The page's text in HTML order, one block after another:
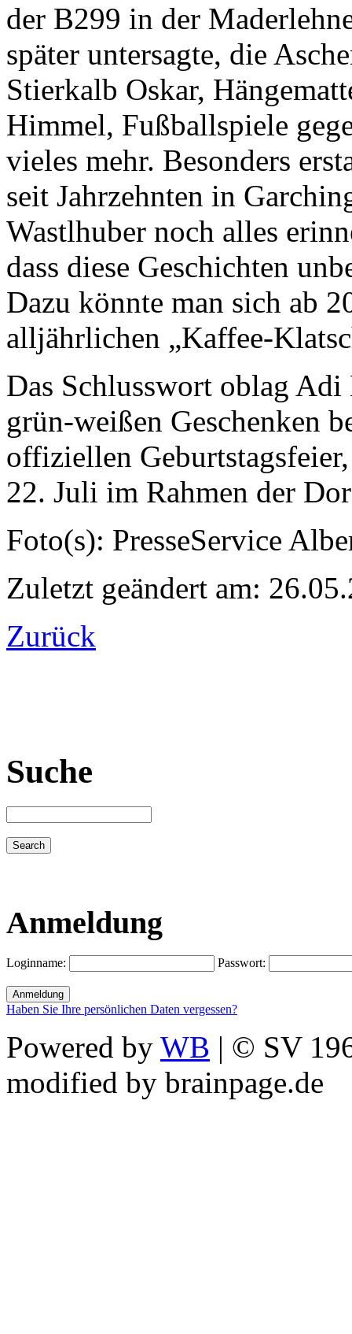
der B299 in der
später untersagte, die
Stierkalb Oskar,
Himmel, Fußballspiele
vieles mehr. Besonders
seit Jahrzehnten in
Wastlhuber noch alles
dass diese Geschichten
Dazu könnte man sich ab
alljährlichen „Kaffee-
Das Schlusswort oblag
grün-weißen Geschenken
offiziellen
22. Juli im Rahmen der
Foto(s): PresseService
Zuletzt geändert am:
Zurück
Suche
Anmeldung
Loginname: Passwort:
Haben Sie Ihre persönlichen Daten vergessen?
Powered by WB | © SV
modified by brainpage.de